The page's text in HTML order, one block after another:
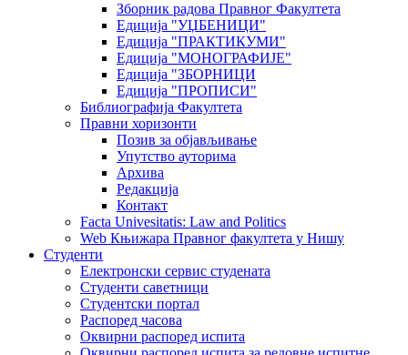
Зборник радова Правног Факултета
Едиција "УЏБЕНИЦИ"
Едиција "ПРАКТИКУМИ"
Едиција "МОНОГРАФИЈЕ"
Едиција "ЗБОРНИЦИ
Едиција "ПРОПИСИ"
Библиографија Факултета
Правни хоризонти
Позив за објављивање
Упутство ауторима
Архива
Редакција
Контакт
Facta Univesitatis: Law and Politics
Web Књижара Правног факултета у Нишу
Студенти
Електронски сервис студената
Студенти саветници
Студентски портал
Распоред часова
Оквирни распоред испита